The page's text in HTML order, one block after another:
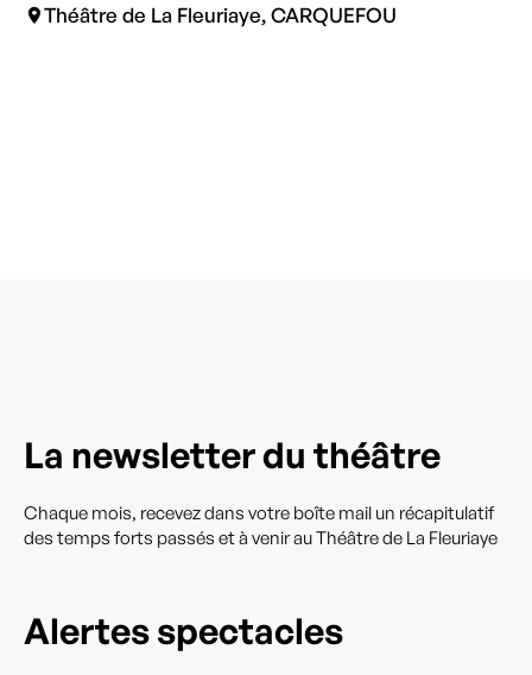
Théâtre de La Fleuriaye, CARQUEFOU
La newsletter du théâtre
Chaque mois, recevez dans votre boîte mail un récapitulatif
des temps forts passés et à venir au Théâtre de La Fleuriaye
Alertes spectacles